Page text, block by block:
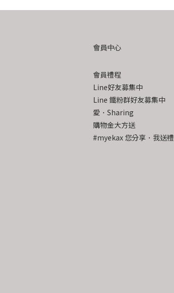
會員中心
會員禮程
Line好友募集中
Line 鐵粉群好友募集中
愛．Sharing
購物金大方送
#myekax 您分享．我送禮